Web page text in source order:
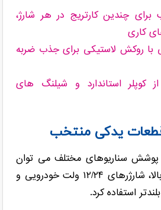
چندین کارتریج در هر شارژ،
کاری
با روکش لاستیکی برای جذب ضربه
کوپلر استاندارد و شیلنگ های
یدکی منتخب
پوشش سناریوهای مختلف می توان
از باتری های ظرفیت بالا، شارژرهای ۱۲/۲۴ ولت خودرویی و
استفاده کرد.